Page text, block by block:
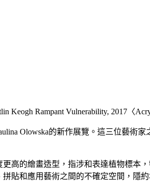
Keogh Rampant Vulnerability, 2017〈
Olowska的新作展覽。這三位藝術
高的繪畫造型，指涉和表達植物標本
貼和應用藝術之間的不確定空間，隱